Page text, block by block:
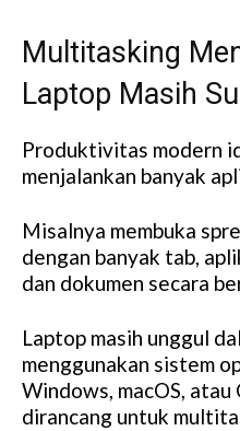
Multitasking
Laptop Masih
Produktivitas modern
menjalankan banyak
Misalnya membuka
dengan banyak tab,
dan dokumen secara
Laptop masih unggul
menggunakan sistem
Windows, macOS, atau
dirancang untuk